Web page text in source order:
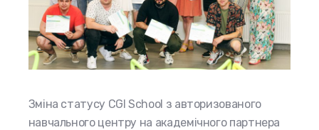
Зміна статусу CGI School з авторизованого
навчального центру на академічного партнера